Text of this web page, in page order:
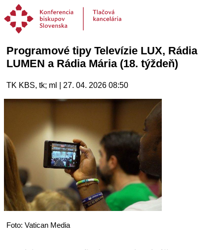
Programové tipy Televízie LUX, Rádia
LUMEN a Rádia Mária (18. týždeň)
TK KBS, tk; ml | 27. 04. 2026 08:50
Foto: Vatican Media